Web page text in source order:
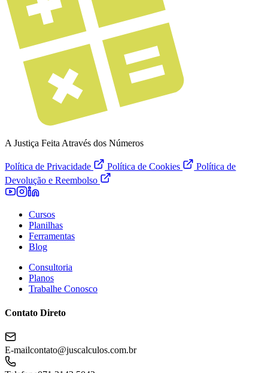
A Justiça Feita Através dos Números
Política de Privacidade Política de Cookies
Política de
Devolução e Reembolso
Cursos
Planilhas
Ferramentas
Blog
Consultoria
Planos
Trabalhe Conosco
Contato Direto
E-mailcontato@juscalculos.com.br